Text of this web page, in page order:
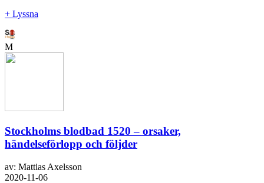
+ Lyssna
M
Stockholms blodbad 1520 – orsaker,
händelseförlopp och följder
av: Mattias Axelsson
2020-11-06